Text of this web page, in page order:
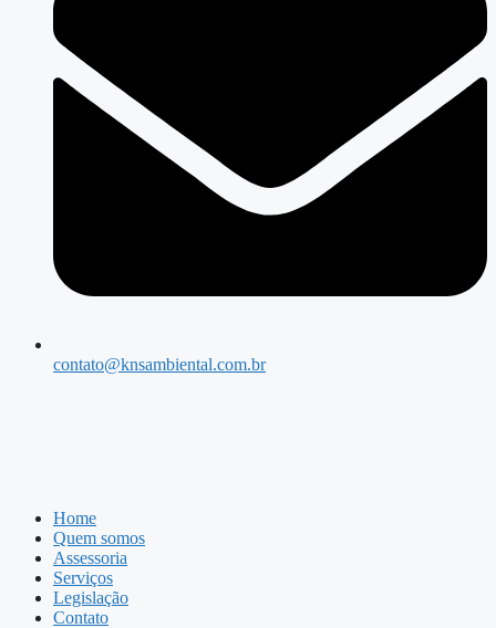
contato@knsambiental.com.br
Home
Quem somos
Assessoria
Serviços
Legislação
Contato